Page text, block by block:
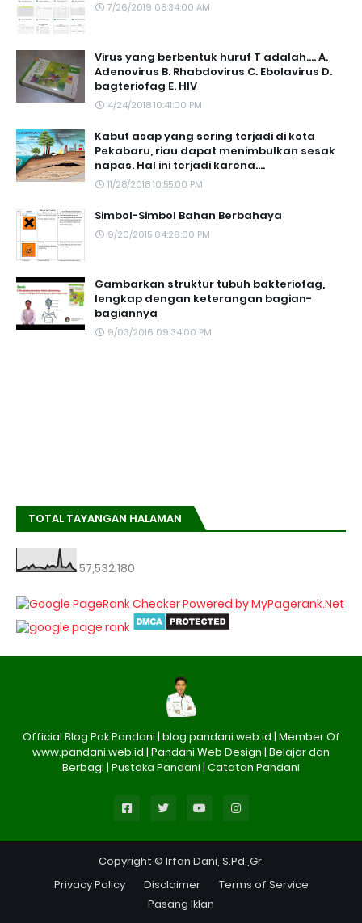
7/26/2019 08:34:00 AM
Virus yang berbentuk huruf T adalah.... A.
Adenovirus B. Rhabdovirus C. Ebolavirus D.
bagteriofag E. HIV
4/24/2018 10:41:00 PM
Kabut asap yang sering terjadi di kota
Pekabaru, riau dapat menimbulkan sesak
napas. Hal ini terjadi karena....
11/28/2018 10:55:00 PM
Simbol-Simbol Bahan Berbahaya
9/20/2015 04:26:00 PM
Gambarkan struktur tubuh bakteriofag,
lengkap dengan keterangan bagian-
bagiannya
9/03/2016 09:34:00 PM
TOTAL TAYANGAN HALAMAN
57,532,180
Official Blog Pak Pandani | blog.pandani.web.id | Member Of
www.pandani.web.id | Pandani Web Design | Belajar dan
Berbagi | Pustaka Pandani | Catatan Pandani
Copyright © Irfan Dani, S.Pd.,Gr.
Privacy Policy
Disclaimer
Terms of Service
Pasang Iklan